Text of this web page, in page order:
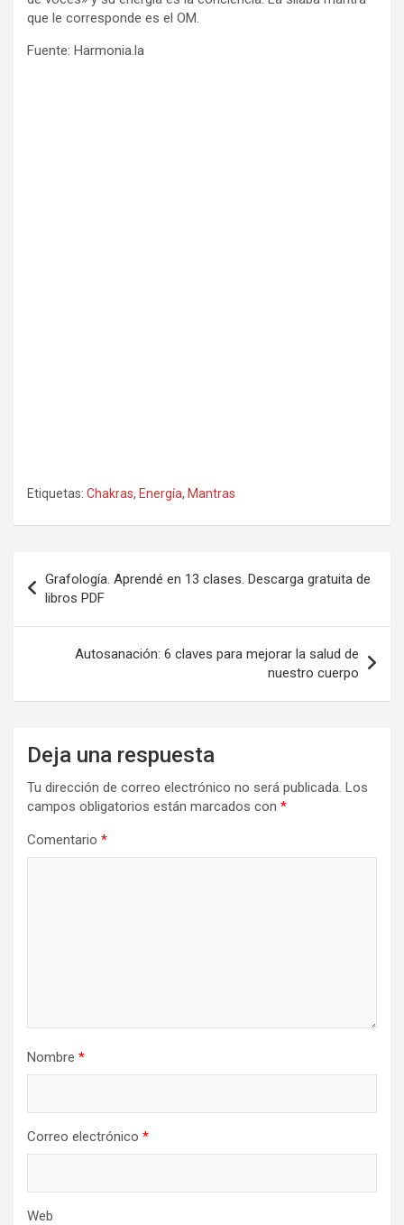
que le corresponde es el OM.
Fuente: Harmonia.la
Etiquetas: Chakras, Energía, Mantras
de
entradas
Grafología. Aprendé en 13 clases. Descarga gratuita de
libros PDF
Autosanación: 6 claves para mejorar la salud de
nuestro cuerpo
Deja una respuesta
Tu dirección de correo electrónico no será publicada. Los
campos obligatorios están marcados con *
Comentario *
Nombre *
Correo electrónico *
Web